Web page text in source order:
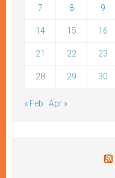
7 8 9
14 15 16
21 22 23
28 29 30
« Feb Apr »